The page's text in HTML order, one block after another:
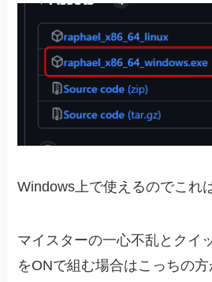
Windows上で使えるのでこれ
マイスターの一心不乱とクイ
をONで組む場合はこっちの